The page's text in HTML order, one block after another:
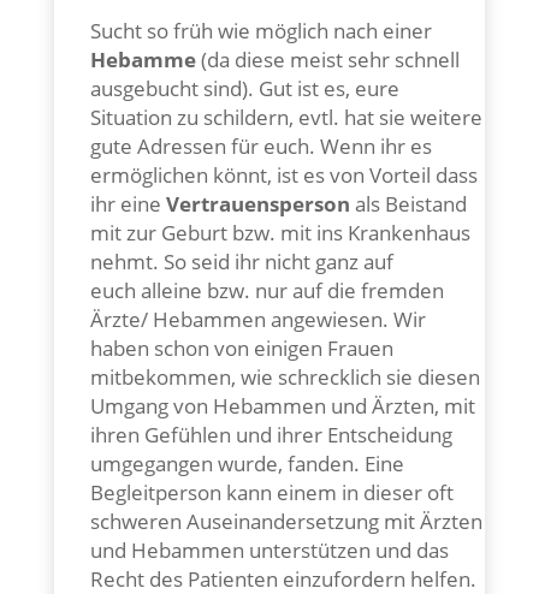
Sucht so früh wie möglich nach einer
Hebamme(da diese meist sehr schnell
ausgebucht sind). Gut ist es, eure
Situation zu schildern, evtl. hat sie weitere
gute Adressen für euch. Wenn ihr es
ermöglichen könnt, ist es von Vorteil dass
ihr eine Vertrauensperson als Beistand
mit zur Geburt bzw. mit ins Krankenhaus
nehmt. So seid ihr nicht ganz auf
euch alleine bzw. nur auf die fremden
Ärzte/ Hebammen angewiesen. Wir
haben schon von einigen Frauen
mitbekommen, wie schrecklich sie diesen
Umgang von Hebammen und Ärzten, mit
ihren Gefühlen und ihrer Entscheidung
umgegangen wurde, fanden. Eine
Begleitperson kann einem in dieser oft
schweren Auseinandersetzung mit Ärzten
und Hebammen unterstützen und das
Recht des Patienten einzufordern helfen.